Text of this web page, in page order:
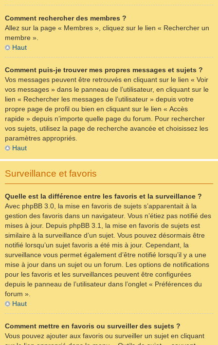
Comment rechercher des membres ?
Allez sur la page « Membres », cliquez sur le lien « Rechercher un
membre ».
Haut
Comment puis-je trouver mes propres messages et sujets ?
Vos messages peuvent être retrouvés en cliquant sur le lien « Voir
vos messages » dans le panneau de l’utilisateur, en cliquant sur le
lien « Rechercher les messages de l’utilisateur » depuis votre
propre page de profil ou bien en cliquant sur le lien « Accès
rapide » depuis n’importe quelle page du forum. Pour rechercher
vos sujets, utilisez la page de recherche avancée et choisissez les
paramètres appropriés.
Haut
Surveillance et favoris
Quelle est la différence entre les favoris et la surveillance ?
Avec phpBB 3.0, la mise en favoris de sujets s’apparentait à la
gestion des favoris dans un navigateur. Vous n’étiez pas notifié des
mises à jour. Depuis phpBB 3.1, la mise en favoris de sujets est
similaire à la surveillance d’un sujet. Vous pouvez désormais être
notifié lorsqu’un sujet favoris a été mis à jour. Cependant, la
surveillance vous permet également d’être notifié lorsqu’il y a une
mise à jour dans un sujet ou un forum. Les options de notifications
pour les favoris et les surveillances peuvent être configurées
depuis le panneau de l’utilisateur dans l’onglet « Préférences du
forum ».
Haut
Comment mettre en favoris ou surveiller des sujets ?
Vous pouvez ajouter aux favoris ou surveiller un sujet en cliquant